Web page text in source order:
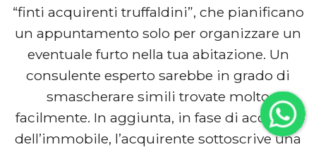
“finti acquirenti truffaldini”, che pianificano
un appuntamento solo per organizzare un
eventuale furto nella tua abitazione. Un
consulente esperto sarebbe in grado di
smascherare simili trovate molto
facilmente. In aggiunta, in fase di acquisto
dell’immobile, l’acquirente sottoscrive una